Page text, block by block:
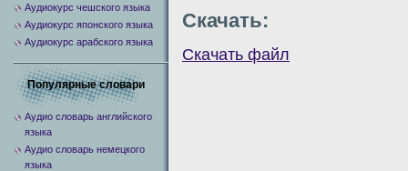
Скачать:
Скачать файл
Аудиокурс чешского языка
Аудиокурс японского языка
Аудиокурс арабского языка
Популярные словари
Аудио словарь английского
языка
Аудио словарь немецкого
языка